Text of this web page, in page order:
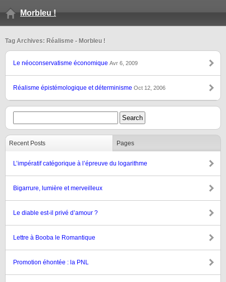
Morbleu !
Tag Archives: Réalisme - Morbleu !
Le néoconservatisme économique Avr 6, 2009
Réalisme épistémologique et déterminisme Oct 12, 2006
Recent Posts Pages
L’impératif catégorique à l’épreuve du logarithme
Bigarrure, lumière et merveilleux
Le diable est-il privé d’amour ?
Lettre à Booba le Romantique
Promotion éhontée : la PNL